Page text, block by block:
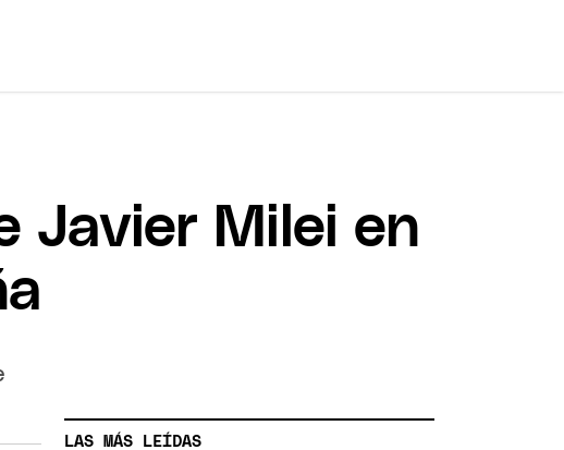
Javier Milei en
LAS MÁS LEÍDAS